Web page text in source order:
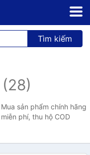
Tìm kiếm
(28)
sản phẩm chính hãng
phí, thu hộ COD